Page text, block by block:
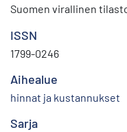
Suomen virallinen
ISSN
1799-0246
Aihealue
hinnat ja kustannukset
Sarja